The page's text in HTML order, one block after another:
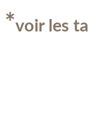
*voir les